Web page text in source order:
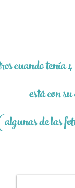
cuando tenía
está con
de las